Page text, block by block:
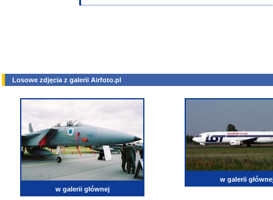
Losowe zdjęcia z galerii Airfoto.pl
w galerii głównej
w galerii